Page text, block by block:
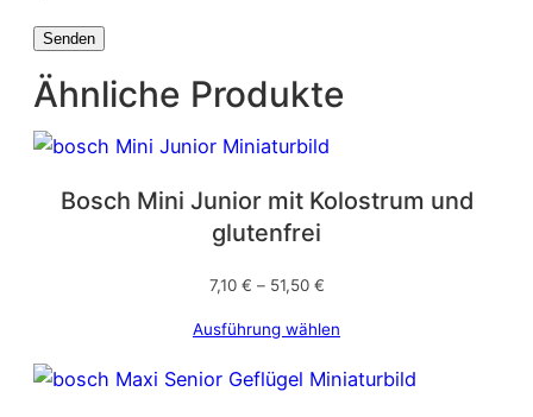
Ähnliche Produkte
Bosch Mini Junior mit Kolostrum und
glutenfrei
7,10 € – 51,50 €
Ausführung wählen